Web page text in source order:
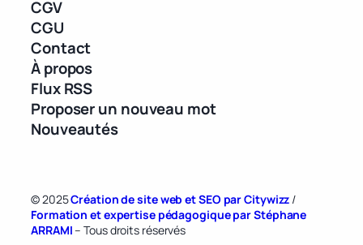
CGV
CGU
Contact
À propos
Flux RSS
Proposer un nouveau mot
Nouveautés
© 2025Création de site web et SEO par Citywizz /
Formation et expertise pédagogique par Stéphane
ARRAMI– Tous droits réservés